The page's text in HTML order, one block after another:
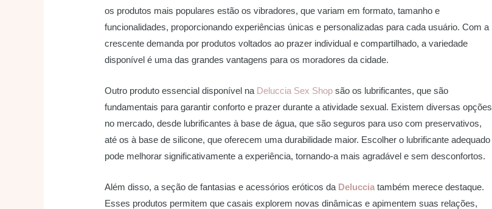
os produtos mais populares estão os vibradores, que variam em formato, tamanho e
funcionalidades, proporcionando experiências únicas e personalizadas para cada usuário. Com a
crescente demanda por produtos voltados ao prazer individual e compartilhado, a variedade
disponível é uma das grandes vantagens para os moradores da cidade.
Outro produto essencial disponível na Deluccia Sex Shop são os lubrificantes, que são
fundamentais para garantir conforto e prazer durante a atividade sexual. Existem diversas opções
no mercado, desde lubrificantes à base de água, que são seguros para uso com preservativos,
até os à base de silicone, que oferecem uma durabilidade maior. Escolher o lubrificante adequado
pode melhorar significativamente a experiência, tornando-a mais agradável e sem desconfortos.
Além disso, a seção de fantasias e acessórios eróticos da Deluccia também merece destaque.
Esses produtos permitem que casais explorem novas dinâmicas e apimentem suas relações,